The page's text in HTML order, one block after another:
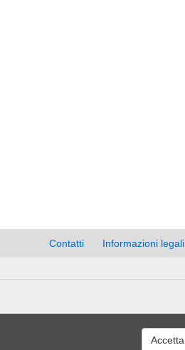
Accetta
Contatti Informazioni legali